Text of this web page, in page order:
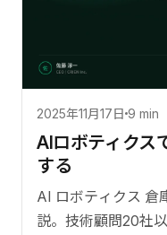
2025年11月17日 9 min
AIロボティクス
する
AI ロボティクス 倉
説。技術顧問20社